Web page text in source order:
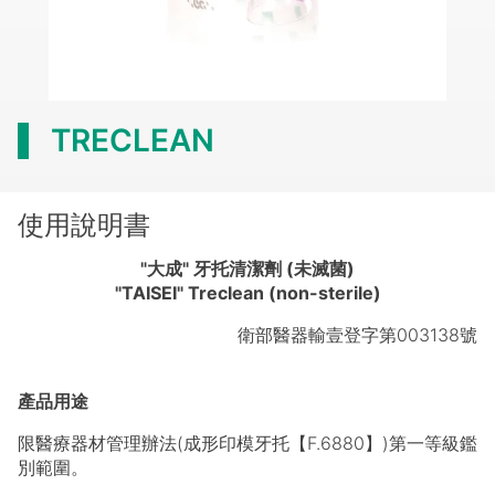
TRECLEAN
使用說明書
"大成" 牙托清潔劑 (未滅菌)
"TAISEI" Treclean (non-sterile)
衛部醫器輸壹登字第003138號
產品用途
限醫療器材管理辦法(成形印模牙托【F.6880】)第一等級鑑
別範圍。